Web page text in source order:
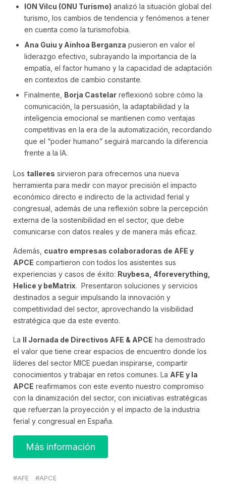
ION Vilcu (ONU Turismo) analizó la situación global del
turismo, los cambios de tendencia y fenómenos a tener
en cuenta como la turismofobia.
Ana Guiu y Ainhoa Berganza pusieron en valor el
liderazgo efectivo, subrayando la importancia de la
empatía, el factor humano y la capacidad de adaptación
en contextos de cambio constante.
Finalmente, Borja Castelar reflexionó sobre cómo la
comunicación, la persuasión, la adaptabilidad y la
inteligencia emocional se mantienen como ventajas
competitivas en la era de la automatización, recordando
que el “poder humano” seguirá marcando la diferencia
frente a la IA.
Los talleres sirvieron para ofrecernos una nueva
herramienta para medir con mayor precisión el impacto
económico directo e indirecto de la actividad ferial y
congresual, además de una reflexión sobre la percepción
externa de la sostenibilidad en el sector, que debe
comunicarse con datos reales y de manera más eficaz.
Además, cuatro empresas colaboradoras de AFE y
APCE compartieron con todos los asistentes sus
experiencias y casos de éxito: Ruybesa, 4foreverything,
Helice y beMatrix. Presentaron soluciones y servicios
destinados a seguir impulsando la innovación y
competitividad del sector, aprovechando la visibilidad
estratégica que da este evento.
La II Jornada de Directivos AFE & APCE ha demostrado
el valor que tiene crear espacios de encuentro donde los
líderes del sector MICE puedan inspirarse, compartir
conocimientos y trabajar en retos comunes. La AFE y la
APCE reafirmamos con este evento nuestro compromiso
con la dinamización del sector, con iniciativas estratégicas
que refuerzan la proyección y el impacto de la industria
ferial y congresual en España.
Más información
AFE APCE